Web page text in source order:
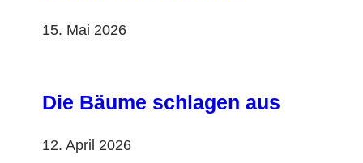
15. Mai 2026
Die Bäume schlagen aus
12. April 2026